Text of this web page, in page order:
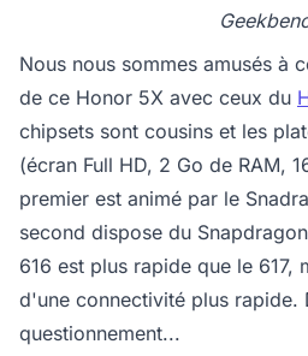
Nous nous sommes amusés à
de ce Honor 5X avec ceux du
chipsets sont cousins et les
(écran Full HD, 2 Go de RAM,
premier est animé par le
second dispose du
616 est plus rapide que le 617,
d'une connectivité plus rapide.
questionnement...